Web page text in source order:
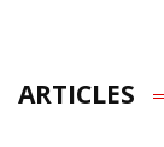
ARTICLES